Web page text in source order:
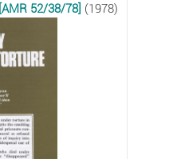
52/38/78] (1978)